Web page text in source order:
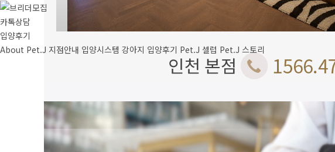
카톡상담
입양후기
About Pet.J 지점안내 입양시스템 강아지 입양후기 Pet.J 셀럽 Pet.J 스토리